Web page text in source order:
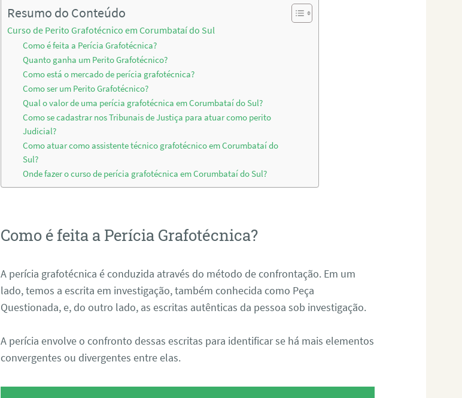
Resumo do Conteúdo
Curso de Perito Grafotécnico em Corumbataí do Sul
Como é feita a Perícia Grafotécnica?
Quanto ganha um Perito Grafotécnico?
Como está o mercado de perícia grafotécnica?
Como ser um Perito Grafotécnico?
Qual o valor de uma perícia grafotécnica em Corumbataí do Sul?
Como se cadastrar nos Tribunais de Justiça para atuar como perito
Judicial?
Como atuar como assistente técnico grafotécnico em Corumbataí do
Sul?
Onde fazer o curso de perícia grafotécnica em Corumbataí do Sul?
Como é feita a Perícia Grafotécnica?
A perícia grafotécnica é conduzida através do método de confrontação. Em um
lado, temos a escrita em investigação, também conhecida como Peça
Questionada, e, do outro lado, as escritas autênticas da pessoa sob investigação.
A perícia envolve o confronto dessas escritas para identificar se há mais elementos
convergentes ou divergentes entre elas.